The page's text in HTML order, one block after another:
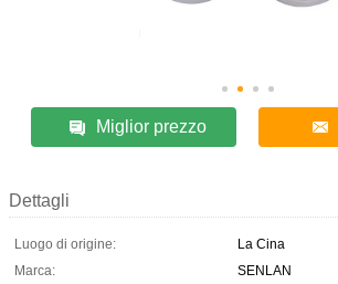
Miglior prezzo
Dettagli
Luogo di origine:
La Cina
Marca:
SENLAN